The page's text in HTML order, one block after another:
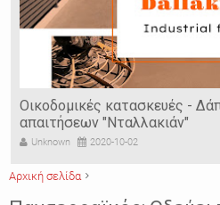
Οικοδομικές εργασίες -
Σέρρες
Unknown 2016-08-18
Αρχική σελίδα
ΑΘΛΗΤΙΚΑ
ΑΠΟΣΤΟΛΟΣ ΑΝΔΡΟΥΤΣΟΣ
Serres Racing Circuit
Panserraikos FC
Ikaroi B.C.